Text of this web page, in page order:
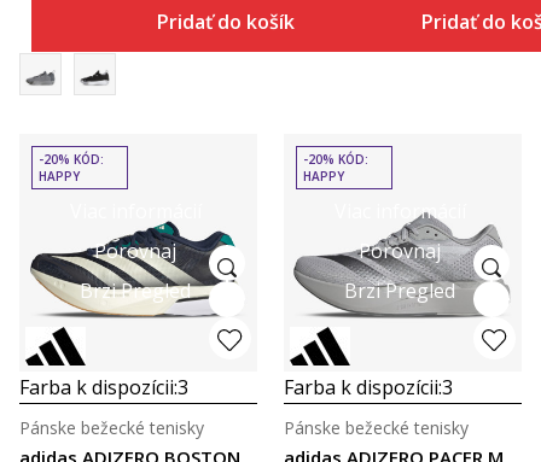
Pridať do košíka Pridať do
Porovnaj
Brzi Pregled
-20% KÓD:
HAPPY
Farba k dispozícii:3
adidas ADIZERO BOSTON
Pánske bežecké tenisky
Viac informácií
Porovnaj
Brzi Pregled
-20% KÓD:
HAPPY
Farba k dispozícii:3
adidas ADIZERO PACER M
Pánske bežecké tenisky